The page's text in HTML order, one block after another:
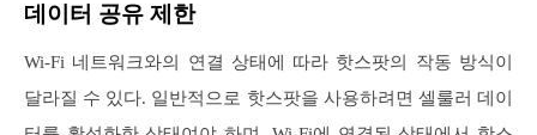
데이터 공유 제한
Wi-Fi 네트워크와의 연결 상태에 따라 핫스팟의 작동 방식이
달라질 수 있다. 일반적으로 핫스팟을 사용하려면 셀룰러 데이